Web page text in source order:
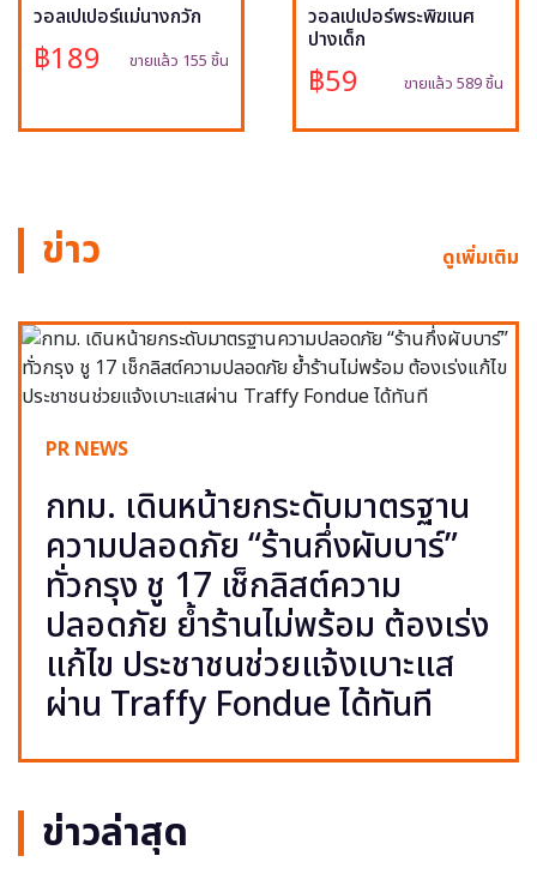
วอลเปเปอร์แม่นางกวัก
฿189 ขายแล้ว 155 ชิ้น
วอลเปเปอร์พระพิฆเนศ
ปางเด็ก
฿59 ขายแล้ว 589 ชิ้น
ข่าว ดูเพิ่มเติม
PR NEWS
กทม. เดินหน้ายกระดับมาตรฐาน
ความปลอดภัย “ร้านกึ่งผับบาร์”
ทั่วกรุง ชู 17 เช็กลิสต์ความ
ปลอดภัย ย้ำร้านไม่พร้อม ต้องเร่ง
แก้ไข ประชาชนช่วยแจ้งเบาะแส
ผ่าน Traffy Fondue ได้ทันที
ข่าวล่าสุด